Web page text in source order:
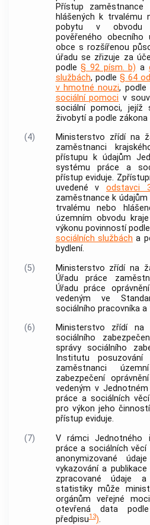
Přístup
hlášených k trvalému
pobytu v obvodu
pověřeného obecního
obce s rozšířenou
úřadu se zřizuje za
podle§ 92 písm. b) a
službách, podle § 64
v hmotné nouzi,
sociální pomoci v
sociální pomoci,
živobytí a podle zákona
(4)
Ministerstvo zřídí na
zaměstnanci
přístupu k údajům
systému práce a
přístup eviduje.
uvedené v odstavci
zaměstnance k
trvalému nebo
územním obvodu
výkonu povinností podle
sociálních službách a
bydlení.
(5)
Ministerstvo zřídí na
Úřadu práce
Úřadu práce
vedeným ve
sociálního pracovníka
(6)
Ministerstvo zřídí na
sociálního
správy sociálního
Institutu
zaměstnanci
zabezpečení
vedeným v
práce a sociálních
pro výkon jeho
přístup eviduje.
(7)
V rámci Jednotného
práce a sociálních
anonymizované
vykazování a
zpracované údaje
statistiky může
orgánům veřejné
otevřená data
předpisu13).